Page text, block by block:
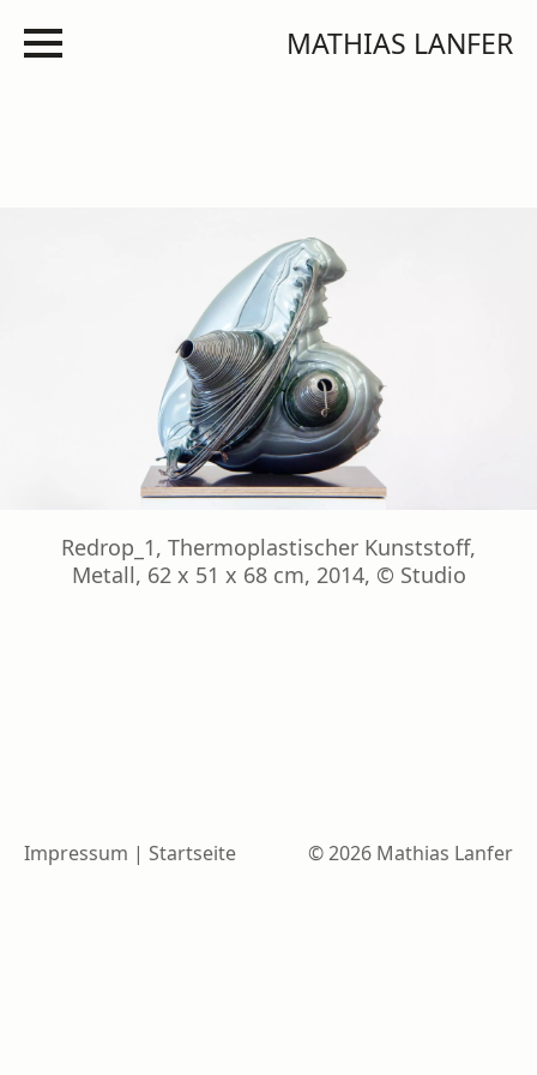
MATHIAS LANFER
Redrop_1, Thermoplastischer Kunststoff,
Metall, 62 x 51 x 68 cm, 2014, © Studio
Impressum | Startseite © 2026 Mathias Lanfer